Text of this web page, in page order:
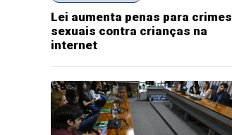
Lei aumenta penas para crimes
sexuais contra crianças na
internet